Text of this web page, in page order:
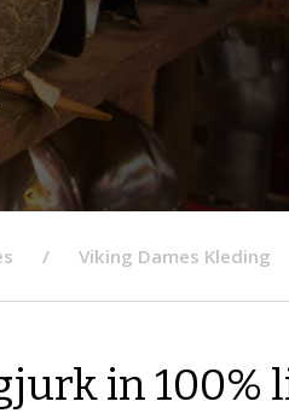
Viking Dames Kleding
in 100%